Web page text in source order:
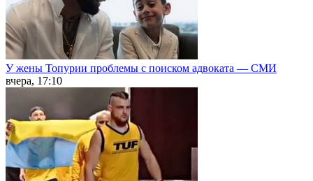
У жены Топурии проблемы с поиском адвоката — СМИ
вчера, 17:10